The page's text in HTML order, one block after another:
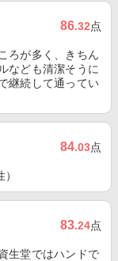
86.32点
ろが多く、きちん
なども清潔そうに
継続して通ってい
84.03点
83.24点
生堂ではハンドで